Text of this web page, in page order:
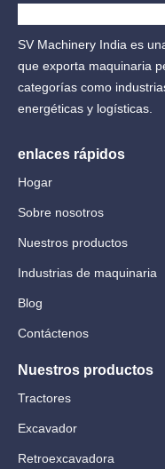
SV Machinery India es
que exporta maquinaria
categorías como
energéticas y logísticas.
enlaces rápidos
Hogar
Sobre nosotros
Nuestros productos
Industrias de maquinaria
Blog
Contáctenos
Nuestros productos
Tractores
Excavador
Retroexcavadora